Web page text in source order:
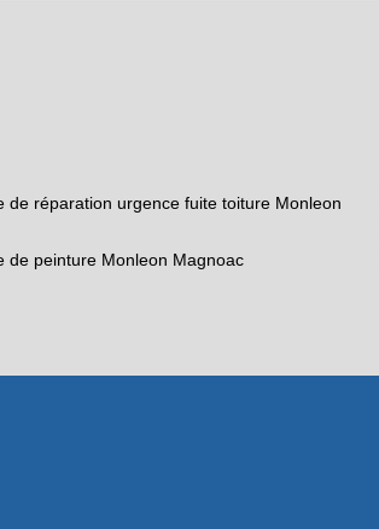
de réparation urgence fuite toiture Monleon
de peinture Monleon Magnoac